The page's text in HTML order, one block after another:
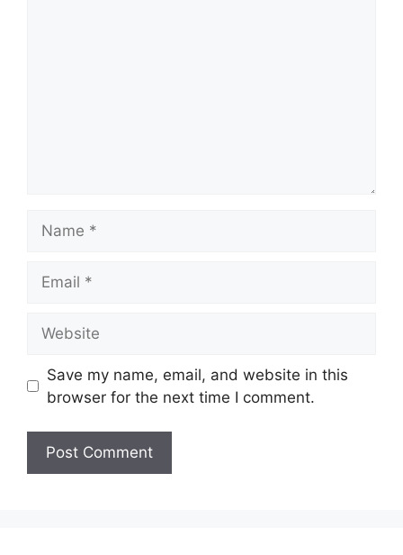
Save my name, email, and website in this
browser for the next time I comment.